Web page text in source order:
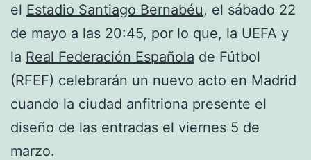
el Estadio Santiago Bernabéu, el sábado 22
de mayo a las 20:45, por lo que, la UEFA y
la Real Federación Española de Fútbol
(RFEF) celebrarán un nuevo acto en Madrid
cuando la ciudad anfitriona presente el
diseño de las entradas el viernes 5 de
marzo.